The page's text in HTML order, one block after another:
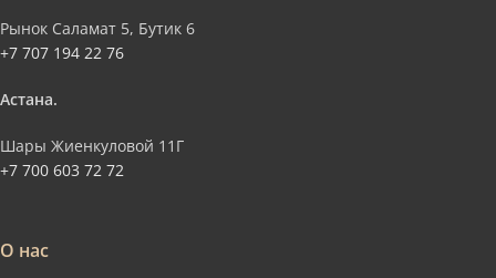
Рынок Саламат 5, Бутик 6
+7 707 194 22 76
Астана.
Шары Жиенкуловой 11Г
+7 700 603 72 72
О нас